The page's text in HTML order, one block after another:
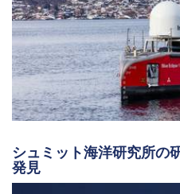
シュミット海洋研究所の
発見